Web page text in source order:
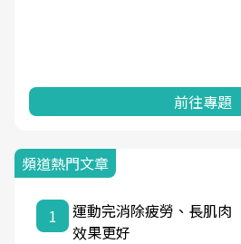
前往專題
頻道熱門文章
1
運動完消除疲勞、長肌
效果更好